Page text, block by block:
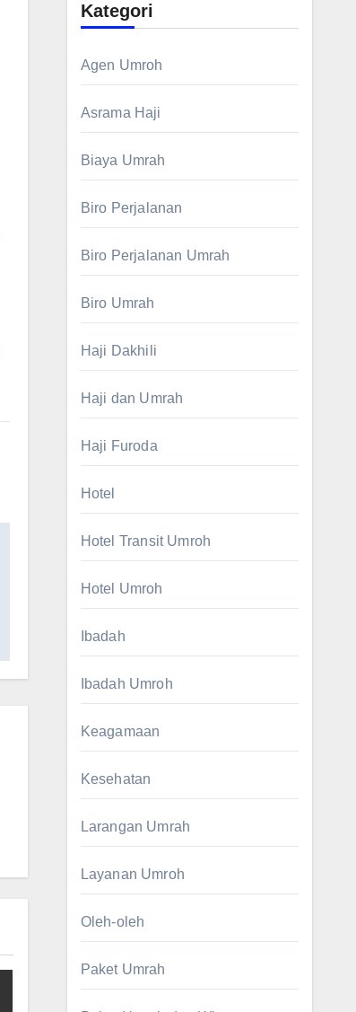
Kategori
Agen Umroh
Asrama Haji
Biaya Umrah
Biro Perjalanan
Biro Perjalanan Umrah
Biro Umrah
Haji Dakhili
Haji dan Umrah
Haji Furoda
Hotel
Hotel Transit Umroh
Hotel Umroh
Ibadah
Ibadah Umroh
Keagamaan
Kesehatan
Larangan Umrah
Layanan Umroh
Oleh-oleh
Paket Umrah